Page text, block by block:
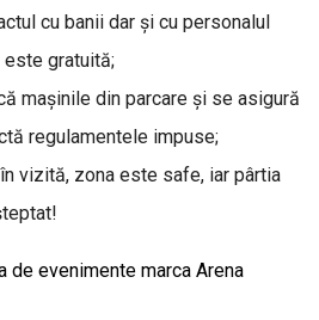
cu banii dar și cu personalul
este gratuită;
mașinile din parcare și se asigură
regulamentele impuse;
vizită, zona este safe, iar pârtia
de evenimente marca Arena